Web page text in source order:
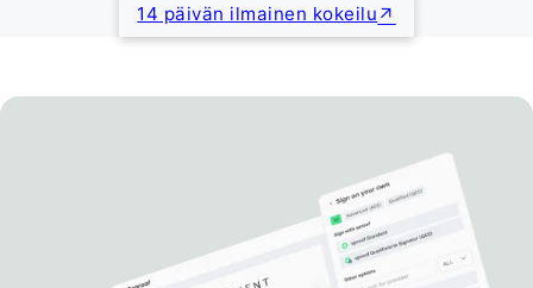
14 päivän ilmainen kokeilu